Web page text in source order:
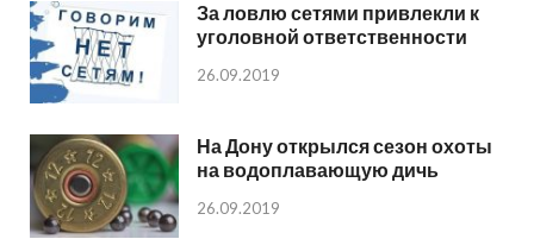
За ловлю сетями привлекли к
уголовной ответственности
26.09.2019
На Дону открылся сезон охоты
на водоплавающую дичь
26.09.2019